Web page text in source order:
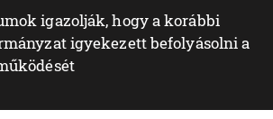
igazolják, hogy a korábbi
igyekezett befolyásolni a